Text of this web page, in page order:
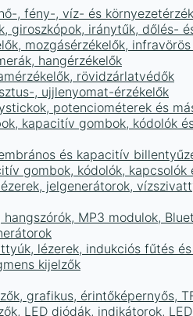
, fény-, víz- és
giroszkópok, iránytűk, dőlés-
mozgásérzékelők,
hangérzékelők
rövidzárlatvédők
, ujjlenyomat-érzékelők
potenciométerek és
kapacitív gombok, kódolók
és kapacitív
gombok, kódolók, kapcsolók
jelgenerátorok,
MP3 modulok,
lézerek, indukciós fűtés
kijelzők
grafikus, érintőképernyős,
LED diódák, indikátorok,